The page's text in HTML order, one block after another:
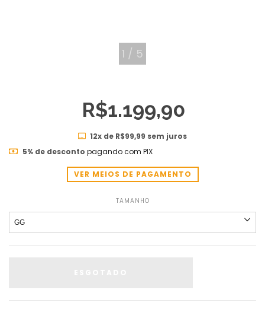
1 / 5
R$1.199,90
12x de R$99,99 sem juros
5% de desconto pagando com PIX
VER MEIOS DE PAGAMENTO
TAMANHO